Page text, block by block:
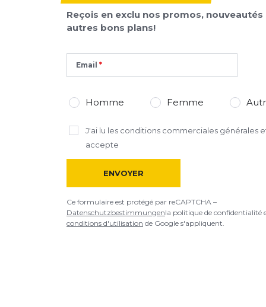
Reçois en exclu nos promos, nouveautés
autres bons plans!
Email
Homme Femme
J'ai lu les conditions commerciales générales
accepte
ENVOYER
Ce formulaire est protégé par reCAPTCHA –
Datenschutzbestimmungenla politique de confidentialité
conditions d'utilisation de Google s'appliquent.